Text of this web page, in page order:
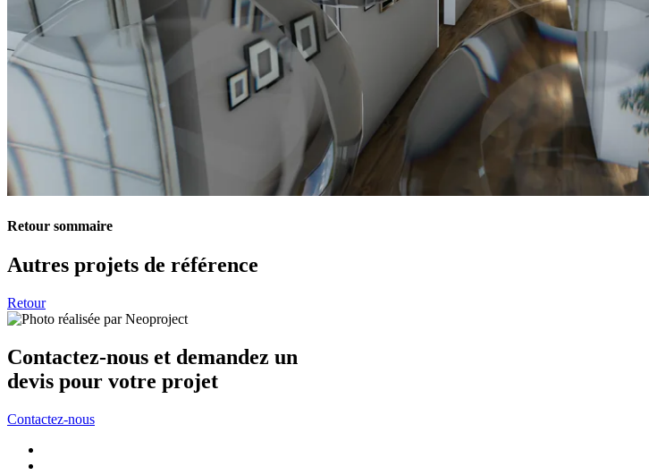
Retour sommaire
Autres projets de référence
Retour
Contactez-nous et demandez un
devis pour votre projet
Contactez-nous